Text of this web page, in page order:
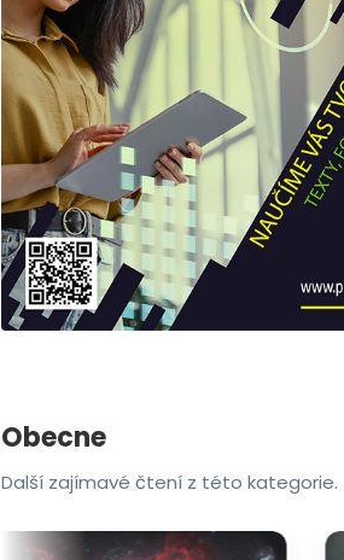
galerie: cviky
Obecne
Další zajímavé čtení z této kategorie.